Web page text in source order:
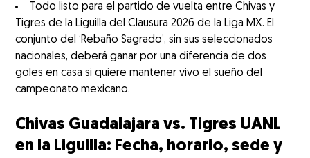
Todo listo para el partido de vuelta entre Chivas y
Tigres de la Liguilla del Clausura 2026 de la Liga MX. El
conjunto del ‘Rebaño Sagrado’, sin sus seleccionados
nacionales, deberá ganar por una diferencia de dos
goles en casa si quiere mantener vivo el sueño del
campeonato mexicano.
Chivas Guadalajara vs. Tigres UANL
en la Liguilla: Fecha, horario, sede y